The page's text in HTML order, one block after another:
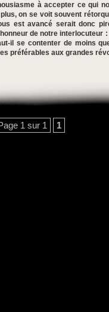
à accepter ce qui
plus, on se voit souvent
est avancé serait donc
de notre interlocuteur
il se contenter de moins
préférables aux grandes
1 sur 1 1